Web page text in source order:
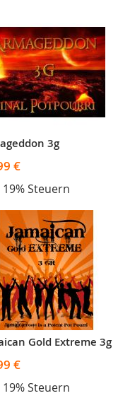
3g
€
19% Steuern
Gold Extreme 3g
€
19% Steuern